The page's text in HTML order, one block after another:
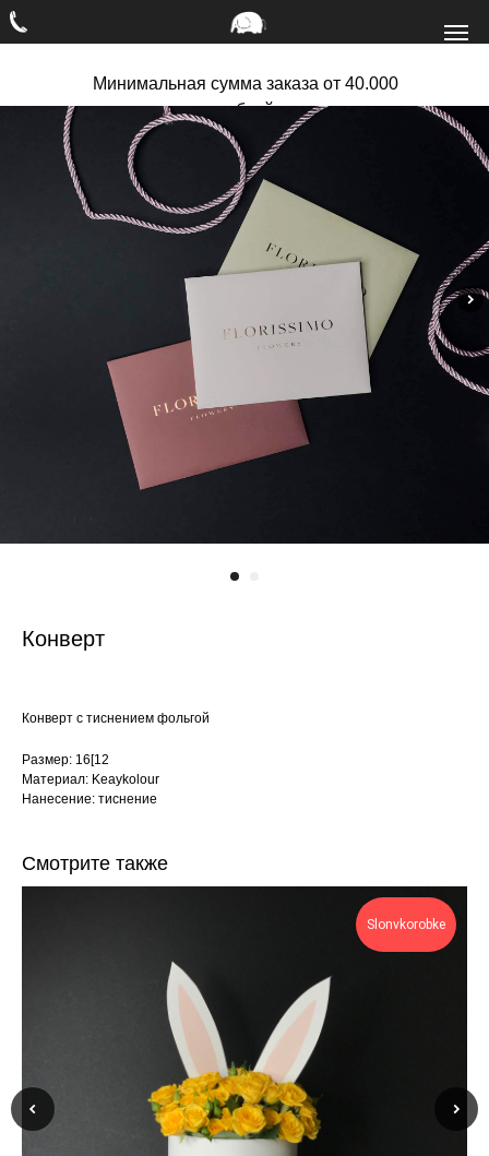
Минимальная сумма заказа от 40.000
рублей
Конверт
Конверт с тиснением фольгой
Размер: 16[12
Материал: Keaykolour
Нанесение: тиснение
Смотрите также
Slonvkorobke